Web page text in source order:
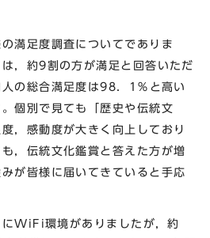
満足度調査についてでありま
，約9割の方が満足と回答いただ
の総合満足度は98．1％と高い
個別で見ても「歴史や伝統文
，感動度が大きく向上しており
，伝統文化鑑賞と答えた方が増
が皆様に届いてきていると手応
WiFi環境がありましたが，約